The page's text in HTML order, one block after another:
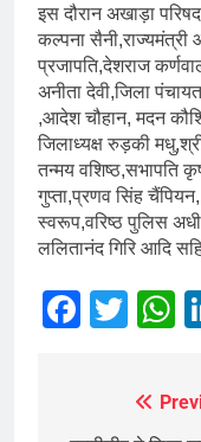
इस दौरान अखाड़ा
कल्पना सैनी,राज्यमंत्री
प्रजापति,देशराज
अनीता देवी,जिला
,आदेश चौहान, मदन
जिलाध्यक्ष रुड़की
तन्मय वशिष्ठ,सभापति
गुप्ता,प्रणव सिंह चैंपियन,
स्वरूप,वरिष्ठ पुलिस
ललितानंद गिरि आदि